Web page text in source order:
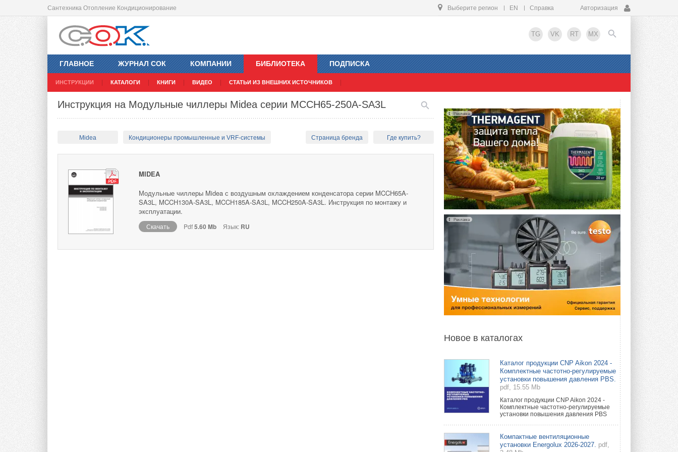
Сантехника Отопление Кондиционирование Выберите регион EN Справка Авторизация
TG VK RT MX
ГЛАВНОЕ ЖУРНАЛ СОК КОМПАНИИ БИБЛИОТЕКА
ИНСТРУКЦИИ КАТАЛОГИ КНИГИ ВИДЕО СТАТЬИ ИЗ ВНЕШНИХ ИСТОЧНИКОВ
ПОДПИСКА
EN
Инструкция на Модульные чиллеры Midea серии MCCH65-250A-SA3L
Midea Кондиционеры промышленные и VRF-системы Страница бренда Где купить?
MIDEA
Модульные чиллеры Midea с воздушным охлаждением конденсатора серии MCCH65A-
SA3L, MCCH130A-SA3L, MCCH185A-SA3L, MCCH250A-SA3L. Инструкция по монтажу и
эксплуатации.
Скачать Pdf5.60 Mb Язык: RU
Реклама
Реклама
Новое в каталогах
Каталог продукции CNP Aikon 2024 -
Комплектные частотно-регулируемые
установки повышения давления PBS.
pdf, 15.55 Mb
Каталог продукции CNP Aikon 2024 -
Комплектные частотно-регулируемые
установки повышения давления PBS
Компактные вентиляционные
установки Energolux 2026-2027. pdf,